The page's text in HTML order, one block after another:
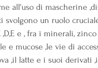
all'uso di mascherine
svolgono un ruolo
,D,E e , fra i minerali,
e mucose ,le vie di
,il latte e i suoi derivati